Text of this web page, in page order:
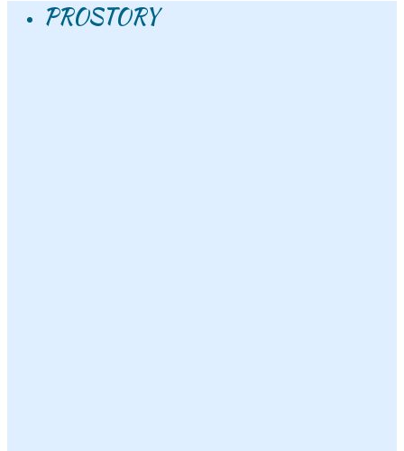
PROSTORY